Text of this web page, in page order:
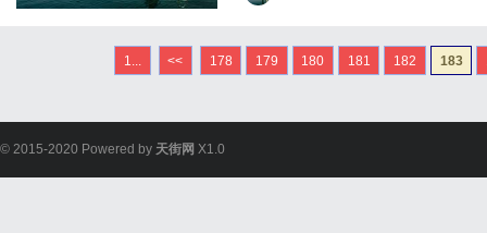
价。数码报价网汇集了各
个全面、便捷的比价平台
1... << 178 179 180 181 182 183
© 2015-2020 Powered by 天街网 X1.0